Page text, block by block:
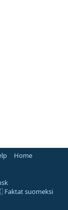
Home
suomeksi